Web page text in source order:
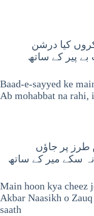
کیا درشن
پیر کے ساتھ
Baad-e-sayyed ke
Ab mohabbat na rahi,
طرز پر جاؤں
سکے میر کے ساتھ
Main hoon kya cheez
Akbar Naasikh o
saath